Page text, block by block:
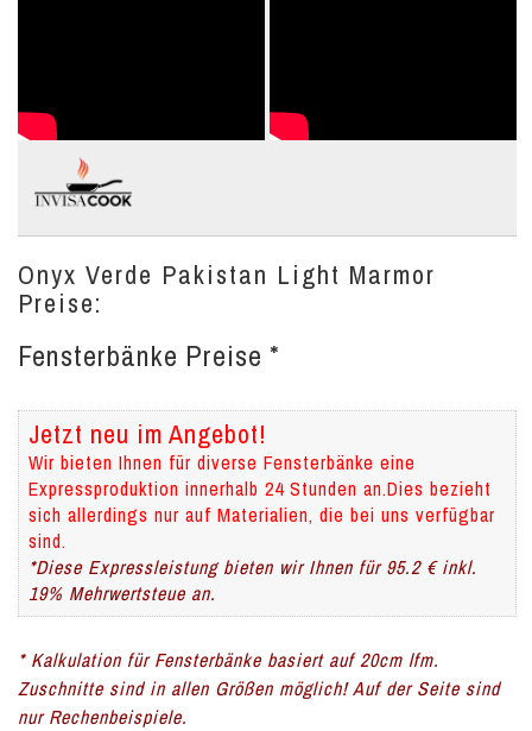
Onyx Verde Pakistan Light Marmor
Preise:
Fensterbänke Preise *
Jetzt neu im Angebot!
Wir bieten Ihnen für diverse Fensterbänke eine
Expressproduktion innerhalb 24 Stunden an.Dies bezieht
sich allerdings nur auf Materialien, die bei uns verfügbar
sind.
*Diese Expressleistung bieten wir Ihnen für 95.2 € inkl.
19% Mehrwertsteue an.
* Kalkulation für Fensterbänke basiert auf 20cm lfm.
Zuschnitte sind in allen Größen möglich! Auf der Seite sind
nur Rechenbeispiele.